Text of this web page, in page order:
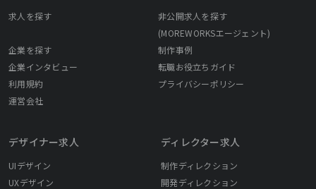
求人を探す
非公開求人を探す
(MOREWORKSエージェント)
企業を探す
制作事例
企業インタビュー
転職お役立ちガイド
利用規約
プライバシーポリシー
運営会社
デザイナー求人
UIデザイン
UXデザイン
ディレクター求人
制作ディレクション
開発ディレクション